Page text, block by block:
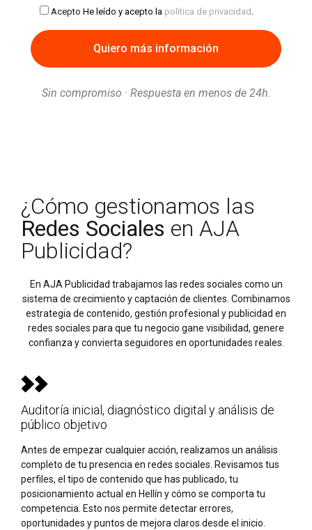
Acepto He leído y acepto la política de privacidad .
Sin compromiso · Respuesta en menos de 24h.
¿Cómo gestionamos las
Redes Sociales en AJA
Publicidad?
En AJA Publicidad trabajamos las redes sociales como un
sistema de crecimiento y captación de clientes. Combinamos
estrategia de contenido, gestión profesional y publicidad en
redes sociales para que tu negocio gane visibilidad, genere
confianza y convierta seguidores en oportunidades reales.
Auditoría inicial, diagnóstico digital y análisis de
público objetivo
Antes de empezar cualquier acción, realizamos un análisis
completo de tu presencia en redes sociales. Revisamos tus
perfiles, el tipo de contenido que has publicado, tu
posicionamiento actual en Hellín y cómo se comporta tu
competencia. Esto nos permite detectar errores,
oportunidades y puntos de mejora claros desde el inicio.